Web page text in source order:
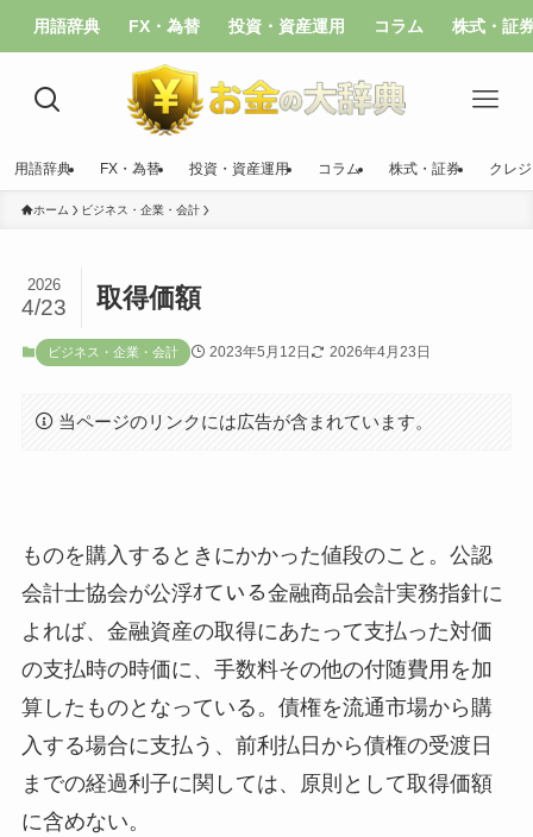
用語辞典 FX・為替 投資・資産運用 コラム 株式・証
用語辞典 FX・為替 投資・資産運用 コラム 株式・証券 クレ
ホーム ビジネス・企業・会計
取得価額
2026
4/23
ビジネス・企業・会計 2023年5月12日 2026年4月23日
当ページのリンクには広告が含まれています。
ものを購入するときにかかった値段のこと。公認
会計士協会が公浮ｵている金融商品会計実務指針に
よれば、金融資産の取得にあたって支払った対価
の支払時の時価に、手数料その他の付随費用を加
算したものとなっている。債権を流通市場から購
入する場合に支払う、前利払日から債権の受渡日
までの経過利子に関しては、原則として取得価額
に含めない。